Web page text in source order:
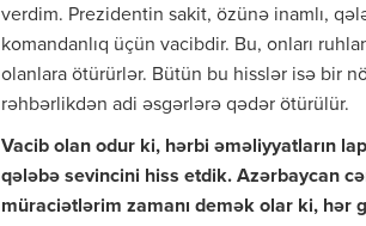
verdim. Prezidentin sakit, özünə inamlı,
komandanlıq üçün vacibdir. Bu, onları
olanlara ötürürlər. Bütün bu hisslər isə bir
rəhbərlikdən adi əsgərlərə qədər ötürülür.
Vacib olan odur ki, hərbi əməliyyatların
qələbə sevincini hiss etdik. Azərbaycan
müraciətlərim zamanı demək olar ki, hər